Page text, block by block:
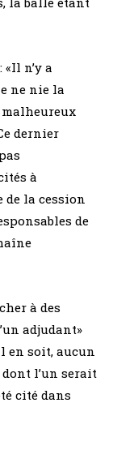
n’y a
ne nie la
malheureux
dernier
à
la cession
de
à des
adjudant»
en soit, aucun
l’un serait
cité dans